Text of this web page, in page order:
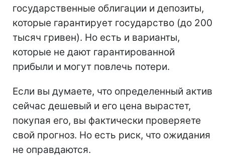
государственные облигации и депозиты,
которые гарантирует государство (до 200
тысяч гривен). Но есть и варианты,
которые не дают гарантированной
прибыли и могут повлечь потери.
Если вы думаете, что определенный актив
сейчас дешевый и его цена вырастет,
покупая его, вы фактически проверяете
свой прогноз. Но есть риск, что ожидания
не оправдаются.